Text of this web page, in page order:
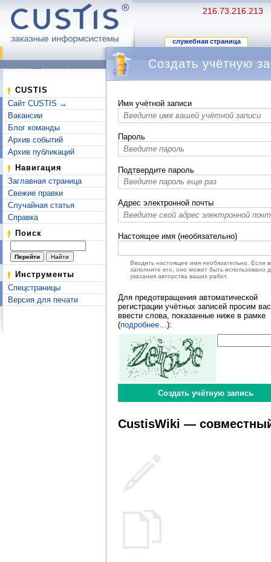
216.73.216.213
служебная страница
CUSTIS
Сайт CUSTIS →
Вакансии
Блог команды
Архив событий
Архив публикаций
Навигация
Заглавная страница
Свежие правки
Случайная статья
Справка
Поиск
Инструменты
Спецстраницы
Версия для печати
Создать учётную
Имя учётной записи
Пароль
Подтвердите пароль
Адрес электронной почты
Настоящее имя (необязательно)
Вводить настоящее имя необязательно. Если
заполните его, оно может быть использовано
указания авторства ваших работ.
Для предотвращения автоматической
регистрации учётных записей просим вас
ввести слова, показанные ниже в рамке
(подробнее… ):
CustisWiki —